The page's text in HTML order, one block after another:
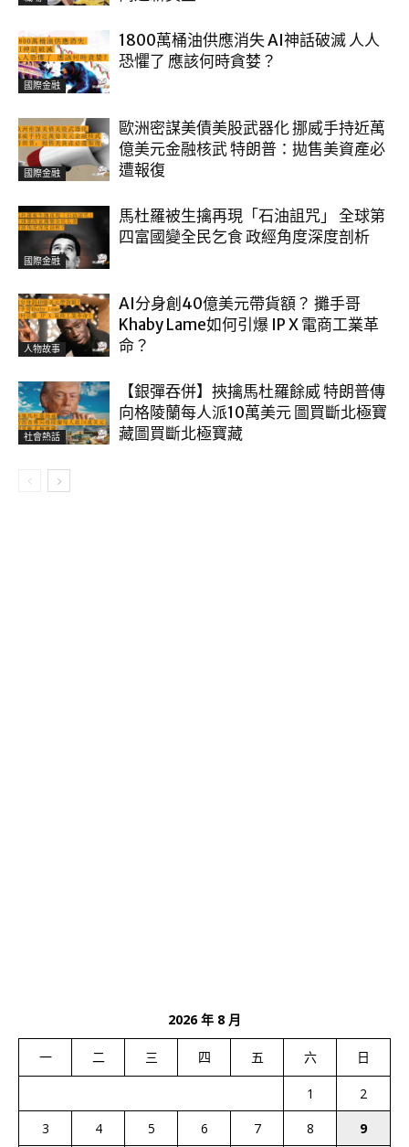
國際金融
1800萬桶油供應消失 AI神話破滅 人人
恐懼了 應該何時貪婪？
國際金融
歐洲密謀美債美股武器化 挪威手持近萬
億美元金融核武 特朗普：拋售美資產必
遭報復
國際金融
馬杜羅被生擒再現「石油詛咒」 全球第
四富國變全民乞食 政經角度深度剖析
人物故事
AI分身創40億美元帶貨額？ 攤手哥
Khaby Lame如何引爆 IP X 電商工業革
命？
社會熱話
【銀彈吞併】挾擒馬杜羅餘威 特朗普傳
向格陵蘭每人派10萬美元 圖買斷北極寶
藏圖買斷北極寶藏
2026 年 8 月
一 二 三 四 五 六 日
1
2
3
4 5 6 7 8
9